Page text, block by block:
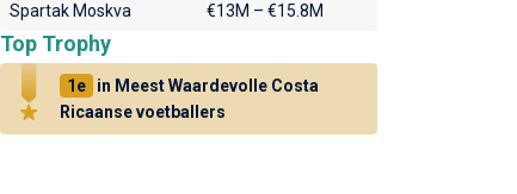
Spartak Moskva
€13M – €15.8M
Top Trophy
1e
in Meest Waardevolle Costa
Ricaanse voetballers